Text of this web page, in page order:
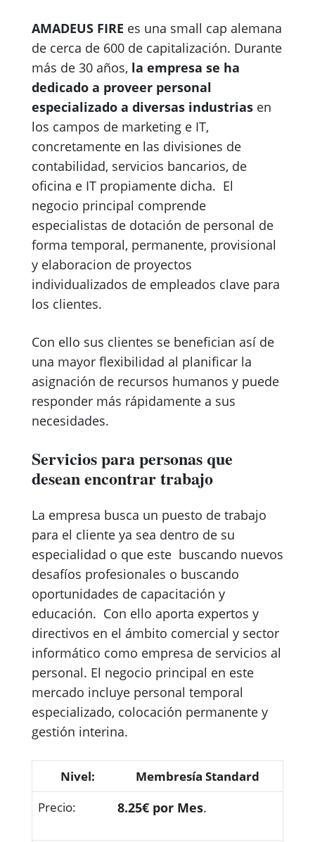
AMADEUS FIRE es una small cap alemana
de cerca de 600 de capitalización. Durante
más de 30 años, la empresa se ha
dedicado a proveer personal
especializado a diversas industrias en
los campos de marketing e IT,
concretamente en las divisiones de
contabilidad, servicios bancarios, de
oficina e IT propiamente dicha. El
negocio principal comprende
especialistas de dotación de personal de
forma temporal, permanente, provisional
y elaboracion de proyectos
individualizados de empleados clave para
los clientes.
Con ello sus clientes se benefician así de
una mayor flexibilidad al planificar la
asignación de recursos humanos y puede
responder más rápidamente a sus
necesidades.
Servicios para personas que
desean encontrar trabajo
La empresa busca un puesto de trabajo
para el cliente ya sea dentro de su
especialidad o que este buscando nuevos
desafíos profesionales o buscando
oportunidades de capacitación y
educación. Con ello aporta expertos y
directivos en el ámbito comercial y sector
informático como empresa de servicios al
personal. El negocio principal en este
mercado incluye personal temporal
especializado, colocación permanente y
gestión interina.
Membresía Standard
8.25€ por Mes.